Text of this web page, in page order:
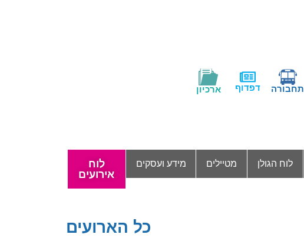
תחבורה דפדוף ארכיון
לוח הגולן מטיילים מידע ועסקים
לוח
אירועים
כל הארועים